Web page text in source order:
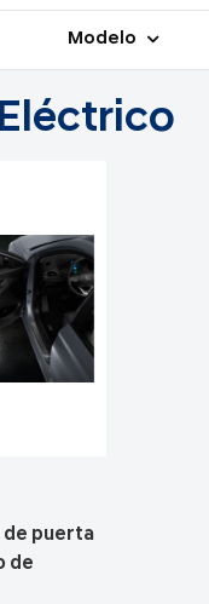
Modelo
de puerta
de